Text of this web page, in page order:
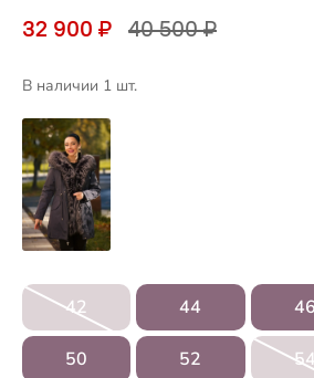
32 900 ₽ 40 500 ₽
В наличии 1 шт.
42 44 46
50 52 54